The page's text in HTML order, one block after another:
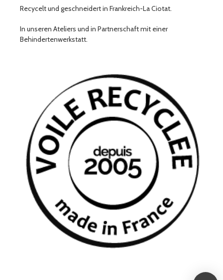
Recycelt und geschneidert in Frankreich-La Ciotat.
In unseren Ateliers und in Partnerschaft mit einer
Behindertenwerkstatt.